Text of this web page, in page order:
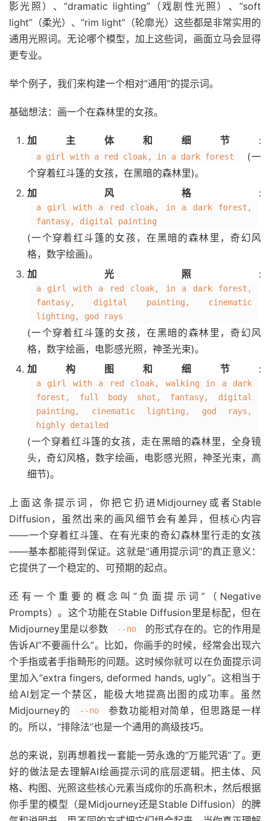
影光照）、“dramatic lighting”（戏剧性光照）、“soft
light”（柔光）、“rim light”（轮廓光）这些都是非常实用的
通用光照词。无论哪个模型，加上这些词，画面立马会显得
更专业。
举个例子，我们来构建一个相对“通用”的提示词。
基础想法：画一个在森林里的女孩。
加主体和细节 :
a girl with a red cloak, in a dark forest
(一
个穿着红斗篷的女孩，在黑暗的森林里)。
加风格 :
a girl with a red cloak, in a dark forest,
fantasy, digital painting
(一个穿着红斗篷的女孩，在黑暗的森林里，奇幻风
格，数字绘画)。
加光照 :
a girl with a red cloak, in a dark forest,
fantasy, digital painting, cinematic
lighting, god rays
(一个穿着红斗篷的女孩，在黑暗的森林里，奇幻风
格，数字绘画，电影感光照，神圣光束)。
加构图和细节 :
a girl with a red cloak, walking in a dark
forest, full body shot, fantasy, digital
painting, cinematic lighting, god rays,
highly detailed
(一个穿着红斗篷的女孩，走在黑暗的森林里，全身镜
头，奇幻风格，数字绘画，电影感光照，神圣光束，高
细节)。
上面这条提示词，你把它扔进Midjourney或者Stable
Diffusion，虽然出来的画风细节会有差异，但核心内容
——一个穿着红斗篷、在有光束的奇幻森林里行走的女孩
——基本都能得到保证。这就是“通用提示词”的真正意义：
它提供了一个稳定的、可预期的起点。
还有一个重要的概念叫“负面提示词”（Negative
Prompts）。这个功能在Stable Diffusion里是标配，但在
Midjourney里是以参数
--no
的形式存在的。它的作用是
告诉AI“不要画什么”。比如，你画手的时候，经常会出现六
个手指或者手指畸形的问题。这时候你就可以在负面提示词
里加入“extra fingers, deformed hands, ugly”。这相当于
给AI划定一个禁区，能极大地提高出图的成功率。虽然
Midjourney的
--no
参数功能相对简单，但思路是一样
的。所以，“排除法”也是一个通用的高级技巧。
总的来说，别再想着找一套能一劳永逸的“万能咒语”了。更
好的做法是去理解AI绘画提示词的底层逻辑。把主体、风
格、构图、光照这些核心元素当成你的乐高积木，然后根据
你手里的模型（是Midjourney还是Stable Diffusion）的脾